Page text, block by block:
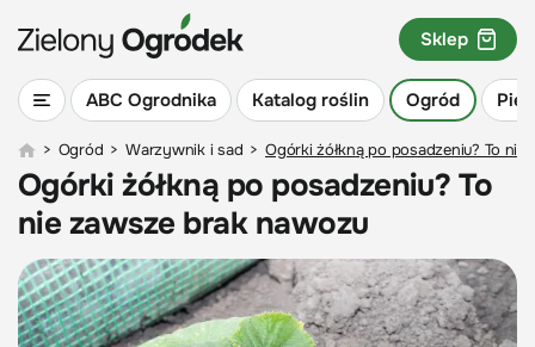
ABC Ogrodnika Katalog roślin Ogród
Sklep
> Ogród > Warzywnik i sad > Ogórki żółkną po posadzeniu? To
Ogórki żółkną po posadzeniu? To
nie zawsze brak nawozu